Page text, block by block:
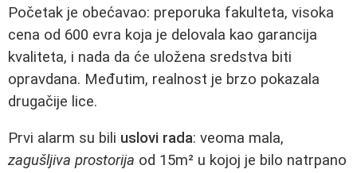
Početak je obećavao: preporuka fakulteta, visoka
cena od 600 evra koja je delovala kao garancija
kvaliteta, i nada da će uložena sredstva biti
opravdana. Međutim, realnost je brzo pokazala
drugačije lice.
Prvi alarm su bili uslovi rada: veoma mala,
zagušljiva prostorija od 15m² u kojoj je bilo natrpano